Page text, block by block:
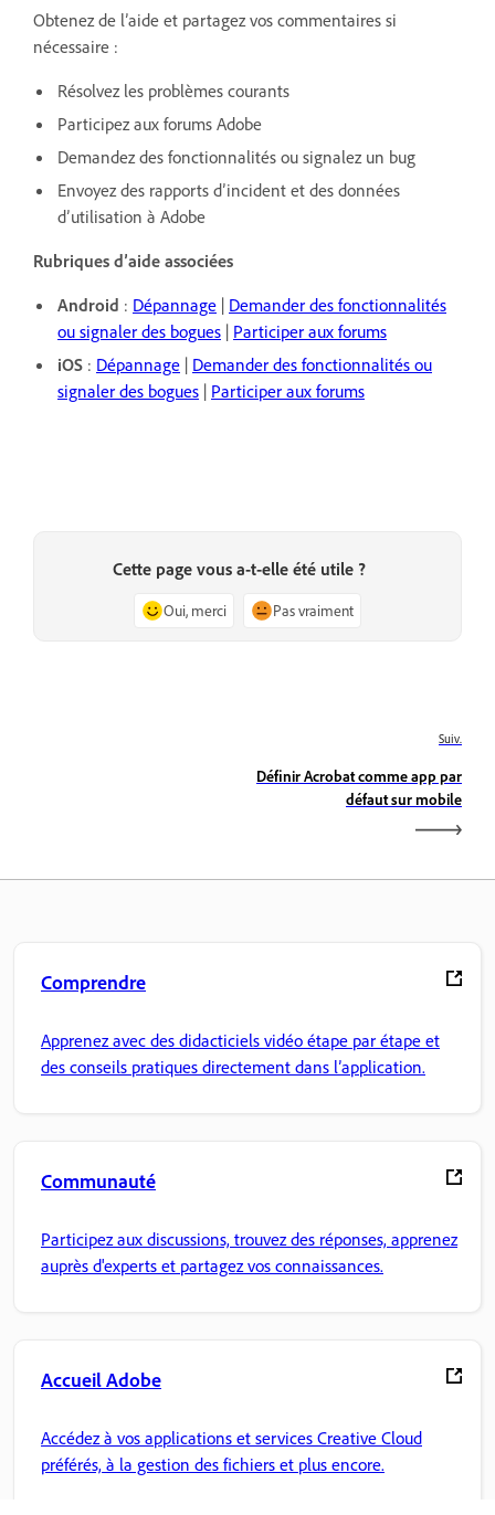
Obtenez de l’aide et partagez vos commentaires si
nécessaire :
Résolvez les problèmes courants
Participez aux forums Adobe
Demandez des fonctionnalités ou signalez un bug
Envoyez des rapports d’incident et des données
d’utilisation à Adobe
Rubriques d’aide associées
Android : Dépannage | Demander des fonctionnalités
ou signaler des bogues | Participer aux forums
iOS : Dépannage | Demander des fonctionnalités ou
signaler des bogues | Participer aux forums
Cette page vous a-t-elle été utile ?
Oui, merci Pas vraiment
Suiv.
Définir Acrobat comme app par
défaut sur mobile
Comprendre
Apprenez avec des didacticiels vidéo étape par étape et
des conseils pratiques directement dans l’application.
Communauté
Participez aux discussions, trouvez des réponses, apprenez
auprès d'experts et partagez vos connaissances.
Accueil Adobe
Accédez à vos applications et services Creative Cloud
préférés, à la gestion des fichiers et plus encore.